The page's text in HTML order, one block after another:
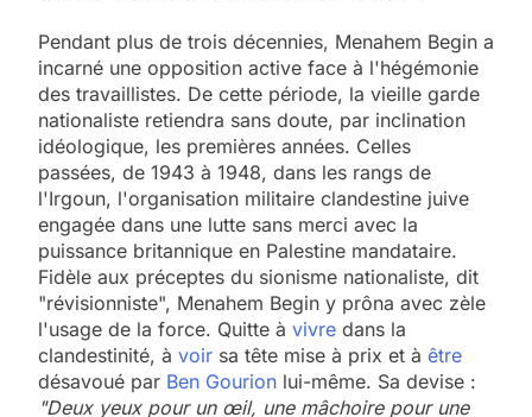
Pendant plus de trois décennies, Menahem Begin a
incarné une opposition active face à l'hégémonie
des travaillistes. De cette période, la vieille garde
nationaliste retiendra sans doute, par inclination
idéologique, les premières années. Celles
passées, de 1943 à 1948, dans les rangs de
l'Irgoun, l'organisation militaire clandestine juive
engagée dans une lutte sans merci avec la
puissance britannique en Palestine mandataire.
Fidèle aux préceptes du sionisme nationaliste, dit
"révisionniste", Menahem Begin y prôna avec zèle
l'usage de la force. Quitte à vivre dans la
clandestinité, à voir sa tête mise à prix et à être
désavoué par Ben Gourion lui-même. Sa devise :
"Deux yeux pour un œil, une mâchoire pour une